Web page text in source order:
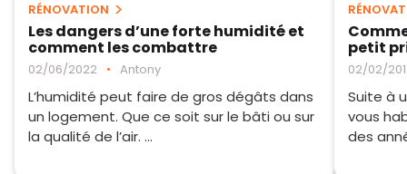
RÉNOVATION
Les dangers d’une forte humidité et
comment les combattre
02/06/2022 • Antony
L’humidité peut faire de gros dégâts dans
un logement. Que ce soit sur le bâti ou sur
la qualité de l’air. ...
petit
02/02/
Suite à
vous
des